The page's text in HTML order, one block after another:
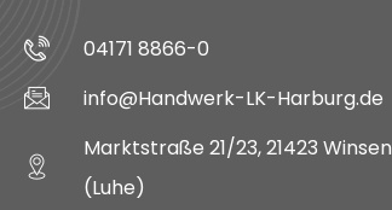
04171 8866-0
info@Handwerk-LK-Harburg.de
Marktstraße 21/23, 21423 Winsen
(Luhe)